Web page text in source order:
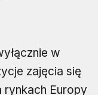
w
zajęcia się
rynkach Europy